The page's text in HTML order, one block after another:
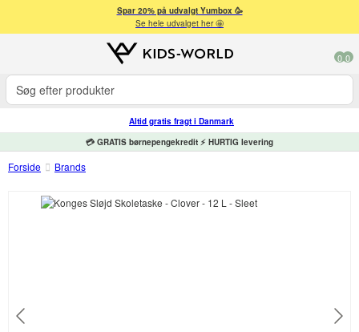
Spar 20% på udvalgt Yumbox 🥳
Se hele udvalget her 🤩
0 0
Altid gratis fragt i Danmark
💳 GRATIS børnepengekredit ⚡ HURTIG levering
Forside Brands